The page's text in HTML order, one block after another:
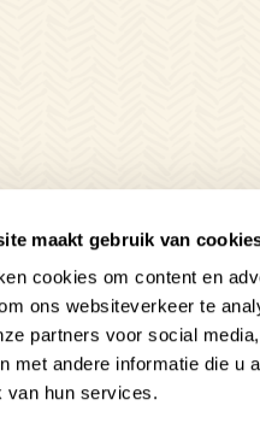
maakt gebruik van
cookies om content en
ons websiteverkeer te
partners voor social
met andere informatie die u
van hun services.
Sluit